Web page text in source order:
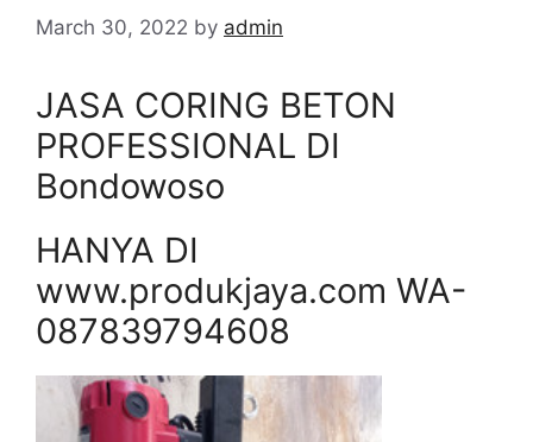
March 30, 2022 by admin
JASA CORING BETON
PROFESSIONAL DI
Bondowoso
HANYA DI
www.produkjaya.com WA-
087839794608